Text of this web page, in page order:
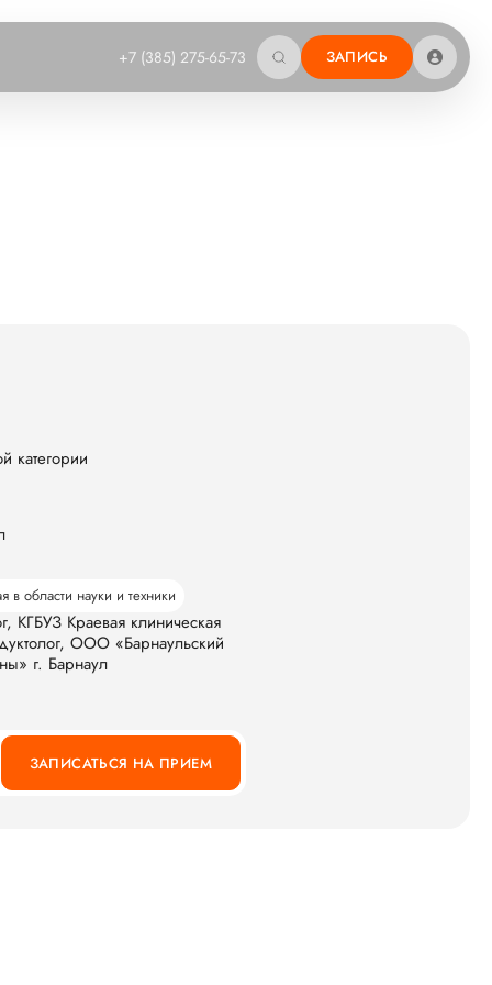
+7 (385) 275-65-73 ЗАПИСЬ
категории
в области науки и техники
КГБУЗ Краевая клиническая
ООО «Барнаульский
г. Барнаул
ЗАПИСАТЬСЯ НА ПРИЕМ